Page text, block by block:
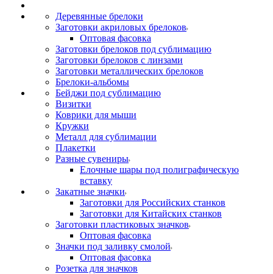
Деревянные брелоки
Заготовки акриловых брелоков
Оптовая фасовка
Заготовки брелоков под сублимацию
Заготовки брелоков с линзами
Заготовки металлических брелоков
Брелоки-альбомы
Бейджи под сублимацию
Визитки
Коврики для мыши
Кружки
Металл для сублимации
Плакетки
Разные сувениры
Елочные шары под полиграфическую
вставку
Закатные значки
Заготовки для Российских станков
Заготовки для Китайских станков
Заготовки пластиковых значков
Оптовая фасовка
Значки под заливку смолой
Оптовая фасовка
Розетка для значков